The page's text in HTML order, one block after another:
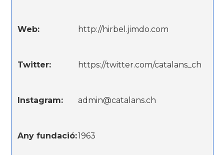
Web: http://hirbel.jimdo.com
Twitter: https://twitter.com/catalans_ch
Instagram: admin@catalans.ch
Any fundació:1963